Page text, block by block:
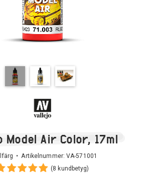
Model Air Color, 17ml
• Artikelnummer:VA-571001
(8 kundbetyg)